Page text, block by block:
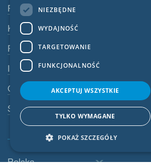
Nawigacja w stopce
Praca
Kontakt
Polityka prywatności
Impressum
OWU
System ostrzegania
Polska
NORWEGIAN
NIEZBĘDNE
WYDAJNOŚĆ
TARGETOWANIE
FUNKCJONALNOŚĆ
AKCEPTUJ WSZYSTKIE
TYLKO WYMAGANE
POKAŻ SZCZEGÓŁY